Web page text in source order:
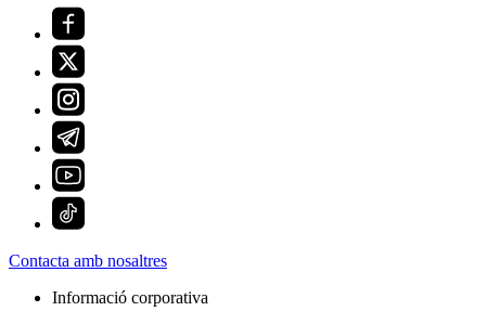
Contacta amb nosaltres
Informació corporativa